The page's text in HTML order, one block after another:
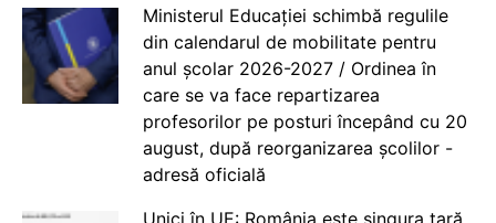
Ministerul Educației schimbă regulile
din calendarul de mobilitate pentru
anul școlar 2026-2027 / Ordinea în
care se va face repartizarea
profesorilor pe posturi începând cu 20
august, după reorganizarea școlilor -
adresă oficială